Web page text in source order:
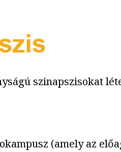
szinapszisokat
(amely az